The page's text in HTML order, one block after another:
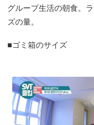
グループ生活の朝食。
ズの量。
■ゴミ箱のサイズ